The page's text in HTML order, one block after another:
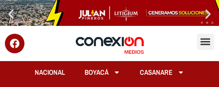
NACIONAL BOYACÁ CASANARE